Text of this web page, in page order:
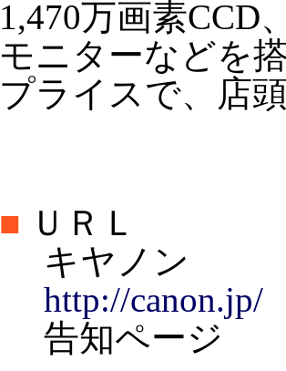
1,470万画素CCD
モニターなどを
プライスで、店
■ ＵＲＬ
キヤノン
http://canon.jp/
告知ページ